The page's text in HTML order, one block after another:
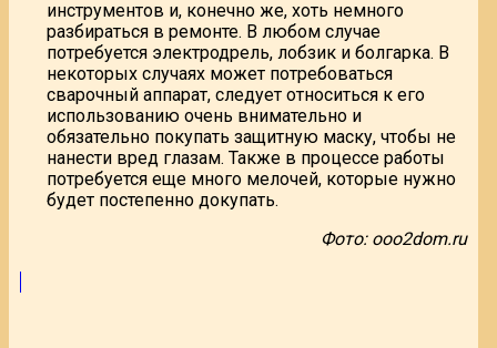
инструментов и, конечно же, хоть немного
разбираться в ремонте. В любом случае
потребуется электродрель, лобзик и болгарка. В
некоторых случаях может потребоваться
сварочный аппарат, следует относиться к его
использованию очень внимательно и
обязательно покупать защитную маску, чтобы не
нанести вред глазам. Также в процессе работы
потребуется еще много мелочей, которые нужно
будет постепенно докупать.
Фото: ooo2dom.ru